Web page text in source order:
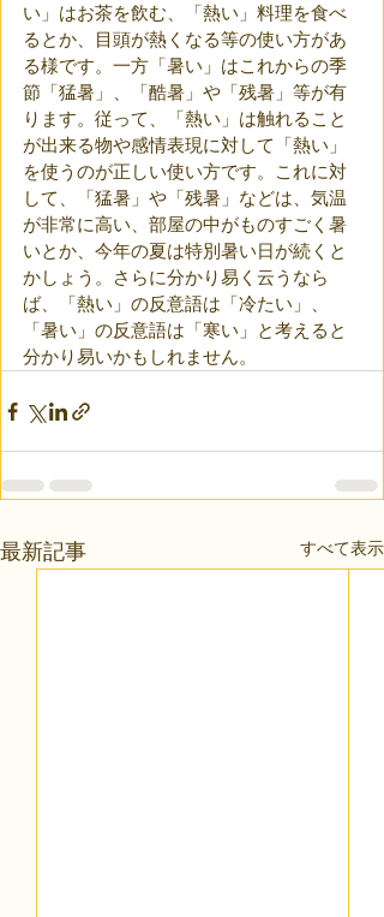
い」はお茶を飲む、「熱い」料理を食べ
るとか、目頭が熱くなる等の使い方があ
る様です。一方「暑い」はこれからの季
節「猛暑」、「酷暑」や「残暑」等が有
ります。従って、「熱い」は触れること
が出来る物や感情表現に対して「熱い」
を使うのが正しい使い方です。これに対
して、「猛暑」や「残暑」などは、気温
が非常に高い、部屋の中がものすごく暑
いとか、今年の夏は特別暑い日が続くと
かしょう。さらに分かり易く云うなら
ば、「熱い」の反意語は「冷たい」、
「暑い」の反意語は「寒い」と考えると
分かり易いかもしれません。
最新記事 すべて表示